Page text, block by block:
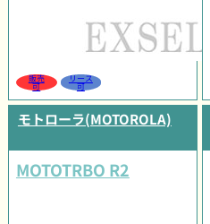
販売
可
リース
可
モトローラ(MOTOROLA)
MOTOTRBO R2